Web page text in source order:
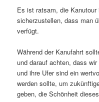
Es ist ratsam, die
sicherzustellen, dass man
verfügt.
Während der Kanufahrt
und darauf achten, dass
und ihre Ufer sind ein
werden sollte, um
geben, die Schönheit